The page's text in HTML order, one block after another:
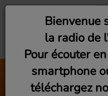
Alright
Jain
Bienvenue
la radio de
Pour écouter
smartphone
téléchargez